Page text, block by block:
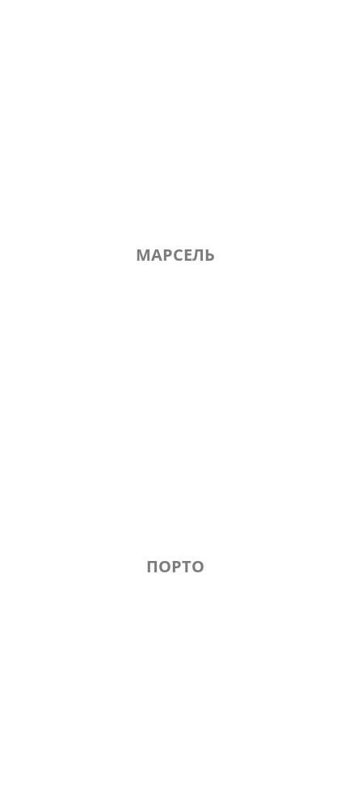
МАРСЕЛЬ
ПОРТО